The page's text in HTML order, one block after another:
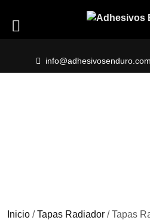
content
info@adhesivosenduro.com
Inicio /Tapas Radiador / Tapas